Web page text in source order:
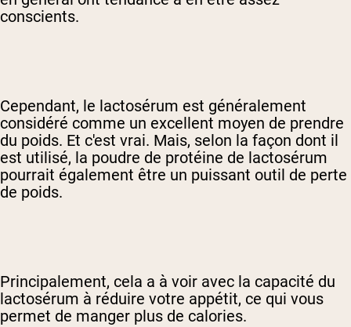
conscients.
Cependant, le lactosérum est généralement
considéré comme un excellent moyen de prendre
du poids. Et c'est vrai. Mais, selon la façon dont il
est utilisé, la poudre de protéine de lactosérum
pourrait également être un puissant outil de perte
de poids.
Principalement, cela a à voir avec la capacité du
lactosérum à réduire votre appétit, ce qui vous
permet de manger plus de calories.